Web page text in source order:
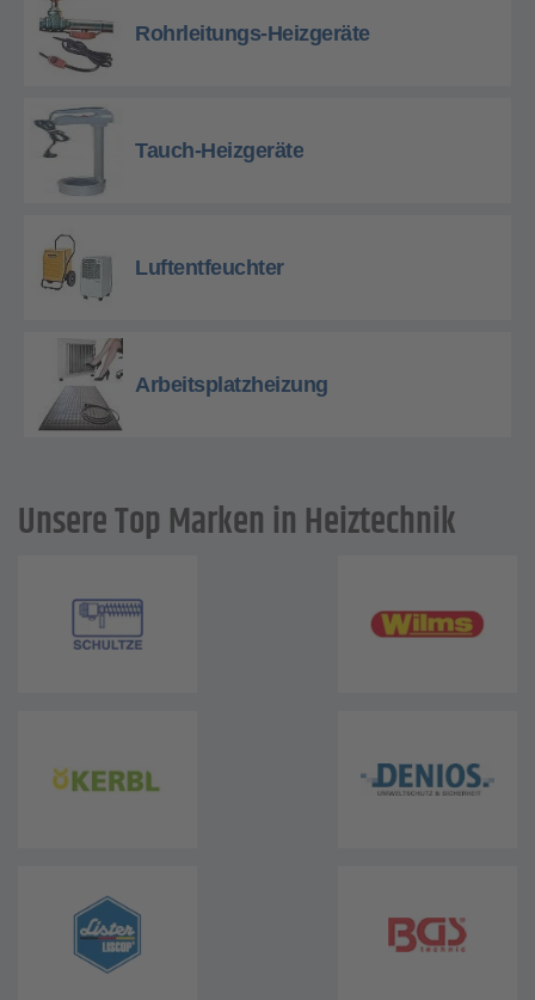
Rohrleitungs-Heizgeräte
Tauch-Heizgeräte
Luftentfeuchter
Arbeitsplatzheizung
Unsere Top Marken in Heiztechnik